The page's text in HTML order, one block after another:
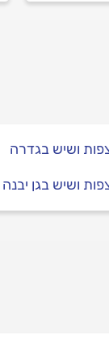
רחב של
ושיש בגדרה
ושיש בגן יבנה